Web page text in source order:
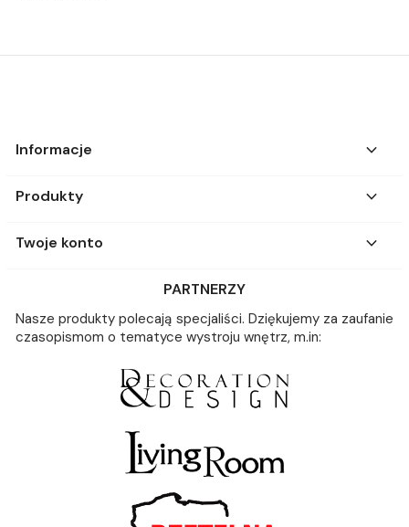
Informacje 
Produkty 
Twoje konto 
PARTNERZY
Nasze produkty polecają specjaliści. Dziękujemy za zaufanie
czasopismom o tematyce wystroju wnętrz, m.in: